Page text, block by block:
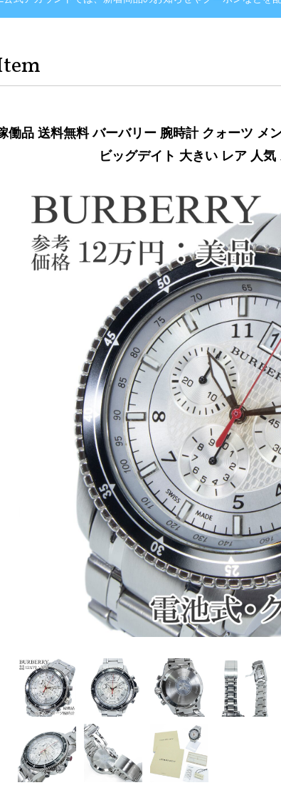
働品 送料無料 バーバリー 腕時計 クォーツ メ
ビッグデイト 大きい レア 人